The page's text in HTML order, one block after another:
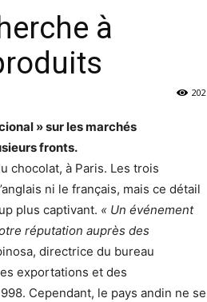
à
202
» sur les marchés
fronts.
chocolat, à Paris. Les trois
ni le français, mais ce détail
plus captivant. « Un événement
réputation auprès des
directrice du bureau
exportations et des
Cependant, le pays andin ne se